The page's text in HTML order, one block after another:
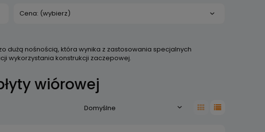
Cena: (wybierz)
dużą nośnością, która wynika z zastosowania specjalnych
wykorzystania konstrukcji zaczepowej.
wiórowej